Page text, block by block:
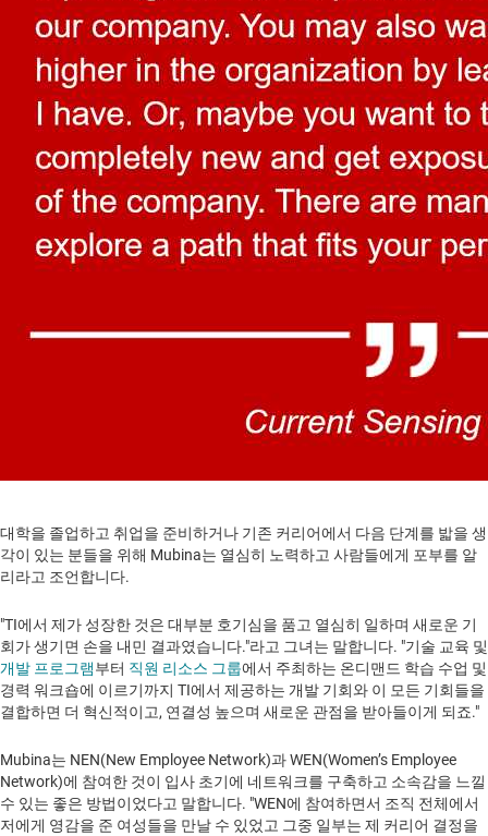
대학을 졸업하고 취업을 준비하거나 기존 커리어에서 다음 단계를 밟을 생
각이 있는 분들을 위해 Mubina는 열심히 노력하고 사람들에게 포부를 알
리라고 조언합니다.
"TI에서 제가 성장한 것은 대부분 호기심을 품고 열심히 일하며 새로운 기
회가 생기면 손을 내민 결과였습니다."라고 그녀는 말합니다. "기술 교육 및
개발 프로그램부터 직원 리소스 그룹에서 주최하는 온디맨드 학습 수업 및
경력 워크숍에 이르기까지 TI에서 제공하는 개발 기회와 이 모든 기회들을
결합하면 더 혁신적이고, 연결성 높으며 새로운 관점을 받아들이게 되죠."
Mubina는 NEN(New Employee Network)과 WEN(Women’s Employee
Network)에 참여한 것이 입사 초기에 네트워크를 구축하고 소속감을 느낄
수 있는 좋은 방법이었다고 말합니다. "WEN에 참여하면서 조직 전체에서
저에게 영감을 준 여성들을 만날 수 있었고 그중 일부는 제 커리어 결정을